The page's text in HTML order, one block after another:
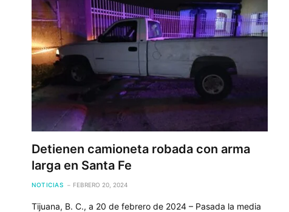
Detienen camioneta robada con arma
larga en Santa Fe
NOTICIAS FEBRERO 20, 2024
Tijuana, B. C., a 20 de febrero de 2024 – Pasada la media